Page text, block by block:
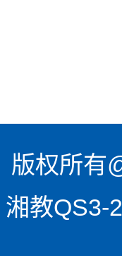
版权所有
湘教QS3-